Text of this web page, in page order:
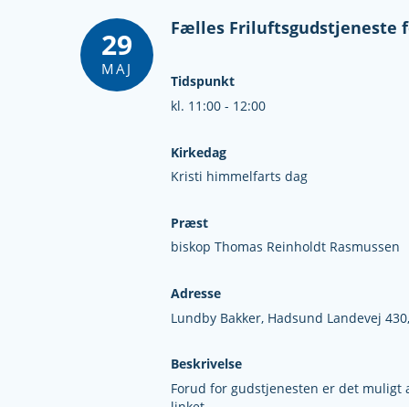
29
MAJ
Fælles Friluftsgudstjeneste
Tidspunkt
kl. 11:00 - 12:00
Kirkedag
Kristi himmelfarts dag
Præst
biskop Thomas Reinholdt Rasmussen
Adresse
Lundby Bakker, Hadsund Landevej
Beskrivelse
Forud for gudstjenesten er det muligt